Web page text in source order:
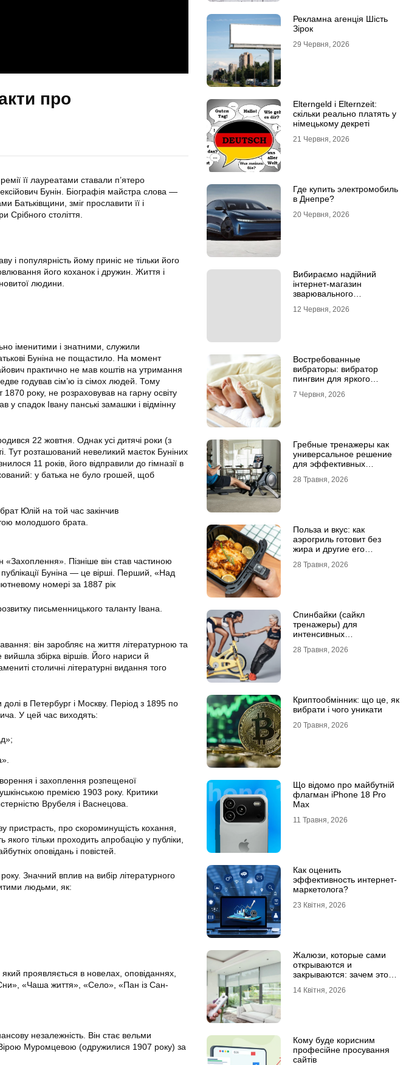
про
її лауреатами ставали п’ятеро
Бунін. Біографія майстра слова —
зміг прославити її і
Срібного століття.
і популярність йому приніс не тільки його
його коханок і дружин. Життя і
людини.
іменитими і знатними, служили
Буніна не пощастило. На момент
практично не мав коштів на утримання
годував сім’ю із сімох людей. Тому
року, не розраховував на гарну освіту
у спадок Івану панські замашки і відмінну
22 жовтня. Однак усі дитячі роки (з
Тут розташований невеликий маєток Буніних
11 років, його відправили до гімназії в
у батька не було грошей, щоб
Юлій на той час закінчив
молодшого брата.
«Захоплення». Пізніше він став частиною
Буніна — це вірші. Перший, «Над
номері за 1887 рік
письменницького таланту Івана.
він заробляє на життя літературною та
збірка віршів. Його нариси й
столичні літературні видання того
в Петербург і Москву. Період з 1895 по
У цей час виходять:
і захоплення розпещеної
премією 1903 року. Критики
Врубеля і Васнецова.
пристрасть, про скороминущість кохання,
якого тільки проходить апробацію у публіки,
оповідань і повістей.
Значний вплив на вибір літературного
людьми, як:
проявляється в новелах, оповіданнях,
«Чаша життя», «Село», «Пан із Сан-
незалежність. Він стає вельми
Муромцевою (одружилися 1907 року) за
Рекламна агенція Шість
Зірок
29 Червня, 2026
Elterngeld і Elternzeit:
скільки реально платять у
німецькому декреті
21 Червня, 2026
Где купить электромобиль
в Днепре?
20 Червня, 2026
Вибираємо надійний
інтернет-магазин
зварювального
12 Червня, 2026
Востребованные
вибраторы: вибратор
пингвин для яркого
7 Червня, 2026
Гребные тренажеры как
универсальное решение
для эффективных
28 Травня, 2026
Польза и вкус: как
аэрогриль готовит без
жира и другие его
28 Травня, 2026
Спинбайки (сайкл
тренажеры) для
интенсивных
активного образа жизни
28 Травня, 2026
Криптообмінник: що це, як
вибрати і чого уникати
20 Травня, 2026
Що відомо про майбутній
флагман iPhone 18 Pro
Max
11 Травня, 2026
Как оценить
эффективность интернет-
маркетолога?
23 Квітня, 2026
Жалюзи, которые сами
открываются и
закрываются: зачем это
14 Квітня, 2026
Кому буде корисним
професійне просування
сайтів